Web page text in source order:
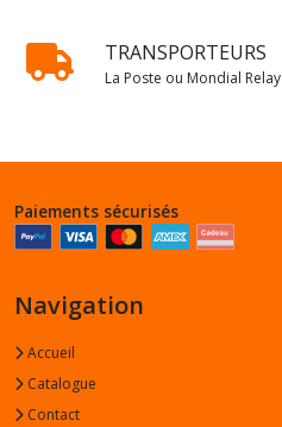
TRANSPORTEURS
La Poste ou Mondial Relay
Paiements sécurisés
Navigation
Accueil
Catalogue
Contact